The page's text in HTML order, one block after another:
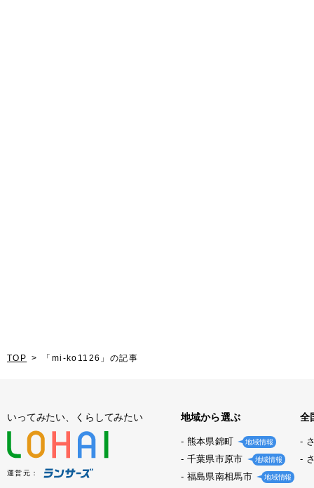
TOP 「mi-ko1126」の記事
いってみたい、くらしてみたい
運営元：
地域から選ぶ
熊本県錦町 地域情報
千葉県市原市 地域情報
福島県南相馬市 地域情報
全